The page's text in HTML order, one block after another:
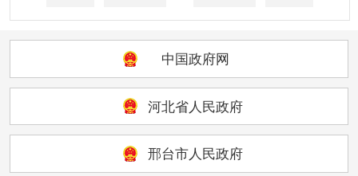
中国政府网
河北省人民政府
邢台市人民政府